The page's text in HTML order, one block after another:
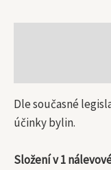
Dle současné
účinky bylin.
Složení v 1